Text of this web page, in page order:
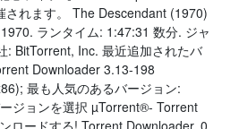
されます。 The Descendant (1970)
ランタイム: 1:47:31 数分. ジャ
: BitTorrent, Inc. 最近追加されたバ
Downloader 3.13-198
最も人気のあるバージョン:
ジョンを選択 µTorrent®- Torrent
ロードする! Torrent Downloader. 0